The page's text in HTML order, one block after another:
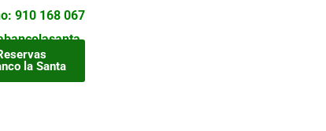
910 168 067
la Santa